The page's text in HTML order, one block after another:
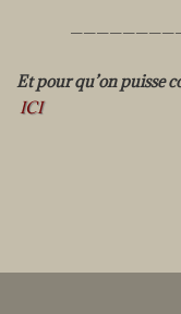
Et pour qu’on puisse
ICI